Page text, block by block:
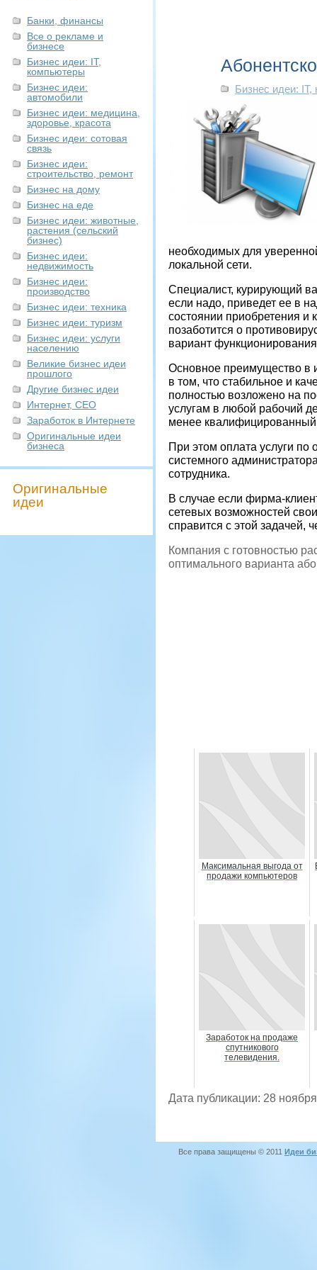
Банки, финансы
Все о рекламе и
бизнесе
Бизнес идеи: IT,
компьютеры
Бизнес идеи:
автомобили
Бизнес идеи: медицина,
здоровье, красота
Бизнес идеи: сотовая
связь
Бизнес идеи:
строительство, ремонт
Бизнес на дому
Бизнес на еде
Бизнес идеи: животные,
растения (сельский
бизнес)
Бизнес идеи:
недвижимость
Бизнес идеи:
производство
Бизнес идеи: техника
Бизнес идеи: туризм
Бизнес идеи: услуги
населению
Великие бизнес идеи
прошлого
Другие бизнес идеи
Интернет, СЕО
Заработок в Интернете
Оригинальные идеи
бизнеса
Оригинальные
идеи
Бизнес идеи:
необходимых для
локальной сети.
Специалист, курирующий
если надо, приведет ее в
состоянии приобретения
позаботится о
вариант
Основное преимущество в
в том, что стабильное и
полностью возложено на
услугам в любой рабочий
менее квалифицированный
При этом оплата услуги
системного
сотрудника.
В случае если фирма-
сетевых возможностей
справится с этой задачей,
Компания с готовностью
оптимального варианта
Максимальная выгода от
продажи компьютеров
Заработок на продаже
спутникового
телевидения.
Дата публикации: 28
Все права защищены © 2011 Идеи